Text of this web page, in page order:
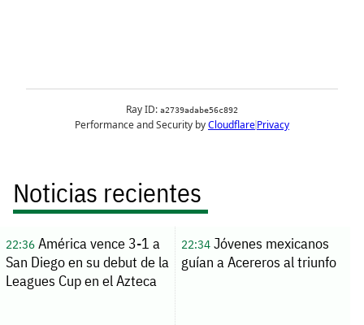
Noticias recientes
22:36América vence 3-1 a
San Diego en su debut de la
Leagues Cup en el Azteca
22:34Jóvenes mexicanos
guían a Acereros al triunfo